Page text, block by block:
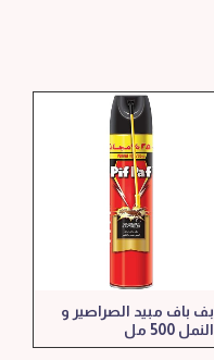
بف باف مبيد الصراصير و
النمل 500 مل